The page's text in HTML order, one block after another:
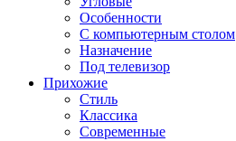
Особенности
С компьютерным столом
Назначение
Под телевизор
Прихожие
Стиль
Классика
Современные